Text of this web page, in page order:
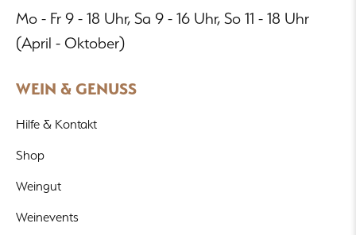
Mo - Fr 9 - 18 Uhr, Sa 9 - 16 Uhr, So 11 - 18 Uhr
(April - Oktober)
WEIN & GENUSS
Hilfe & Kontakt
Shop
Weingut
Weinevents